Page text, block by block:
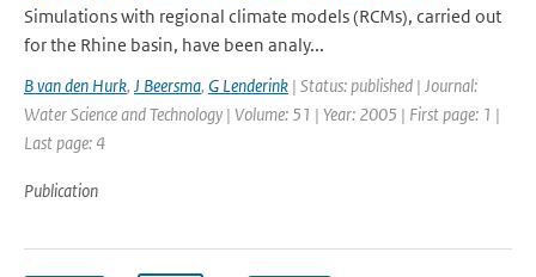
Simulations with regional climate models (RCMs), carried out
for the Rhine basin, have been analy...
B van den Hurk, J Beersma, G Lenderink | Status: published | Journal:
Water Science and Technology | Volume: 51 | Year: 2005 | First page: 1 |
Last page: 4
Publication